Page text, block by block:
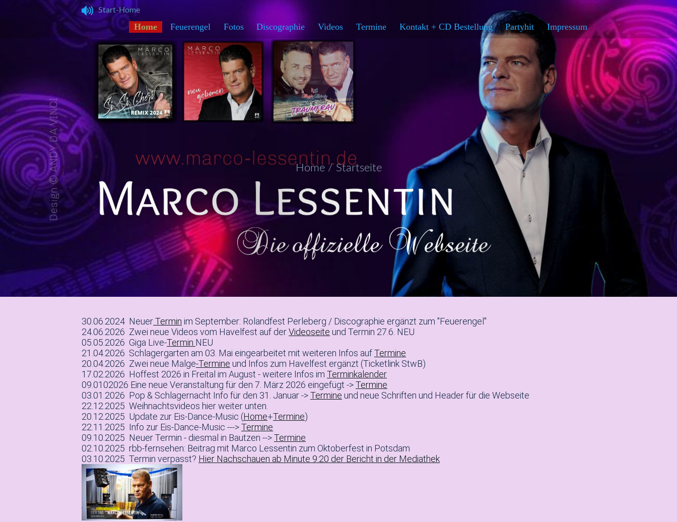
Start-Home
Home Feuerengel Fotos Discographie Videos Termine Kontakt + CD Bestellung Partyhit Impressum
Home / Startseite
30.06.2024 NeuerTermin im September: Rolandfest Perleberg / Discographie ergänzt zum "Feuerengel"
24.06.2026 Zwei neue Videos vom Havelfest auf derVideoseite und Termin 27.6. NEU
05.05.2026 Giga Live-Termin NEU
21.04.2026 Schlagergarten am 03. Mai eingearbeitet mit weiteren Infos aufTermine
20.04.2026 Zwei neue Malge-Termine und Infos zum Havelfest ergänzt (Ticketlink StwB)
17.02.2026 Hoffest 2026 in Freital im August - weitere Infos im Terminkalender
09.0102026 Eine neue Veranstaltung für den 7. März 2026 eingefügt ->Termine
03.01.2026 Pop & Schlagernacht Info für den 31. Januar ->Termine und neue Schriften und Header für die Webseite
22.12.2025 Weihnachtsvideos hier weiter unten.
20.12.2025 Update zur Eis-Dance-Music (Home+Termine)
22.11.2025 Info zur Eis-Dance-Music --->Termine
09.10.2025 Neuer Termin - diesmal in Bautzen -->Termine
02.10.2025 rbb-fernsehen: Beitrag mit Marco Lessentin zum Oktoberfest in Potsdam
03.10.2025 Termin verpasst? Hier Nachschauen ab Minute 9:20 der Bericht in der Mediathek